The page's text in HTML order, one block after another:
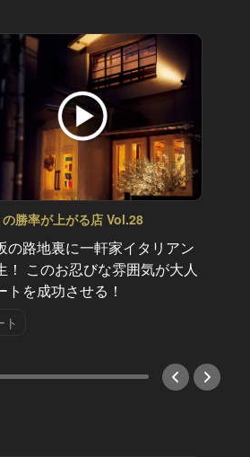
勝率が上がる店 Vol.28
の路地裏に一軒家イタリアン
！ このお忍びな雰囲気が大人
トを成功させる！
ト